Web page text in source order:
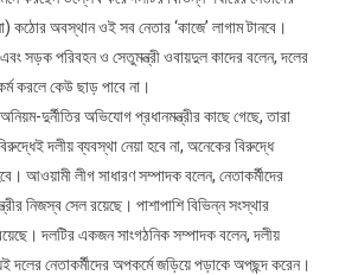
কঠোর অবস্থান ওই সব নেতার ‘কাজে’ লাগাম টানবে।
সড়ক পরিবহন ও সেতুমন্ত্রী ওবায়দুল কাদের বলেন, দলের
করলে কেউ ছাড় পাবে না।
দুর্নীতির অভিযোগ প্রধানমন্ত্রীর কাছে গেছে, তারা
দলীয় ব্যবস্থা নেয়া হবে না, অনেকের বিরুদ্ধে
আওয়ামী লীগ সাধারণ সম্পাদক বলেন, নেতাকর্মীদের
নিজস্ব সেল রয়েছে। পাশাপাশি বিভিন্ন সংস্থার
দলটির একজন সাংগঠনিক সম্পাদক বলেন, দলীয়
দলের নেতাকর্মীদের অপকর্মে জড়িয়ে পড়াকে অপছন্দ করেন।